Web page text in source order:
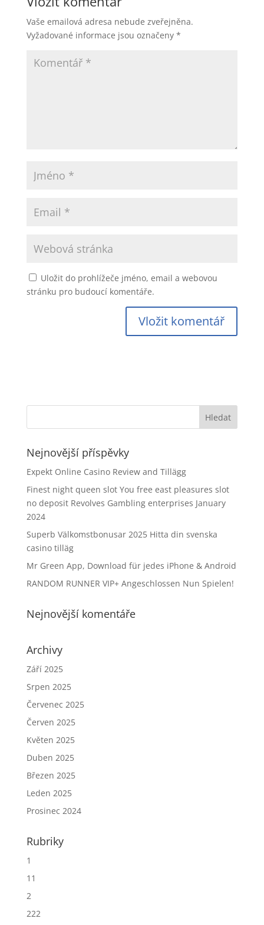
Vaše emailová adresa nebude zveřejněna.
Vyžadované informace jsou označeny *
Uložit do prohlížeče jméno, email a webovou
stránku pro budoucí komentáře.
Nejnovější příspěvky
Expekt Online Casino Review and Tillägg
Finest night queen slot You free east pleasures slot
no deposit Revolves Gambling enterprises January
2024
Superb Välkomstbonusar 2025 Hitta din svenska
casino tilläg
Mr Green App, Download für jedes iPhone & Android
RANDOM RUNNER VIP+ Angeschlossen Nun Spielen!
Nejnovější komentáře
Archivy
Září 2025
Srpen 2025
Červenec 2025
Červen 2025
Květen 2025
Duben 2025
Březen 2025
Leden 2025
Prosinec 2024
Rubriky
1
11
2
222